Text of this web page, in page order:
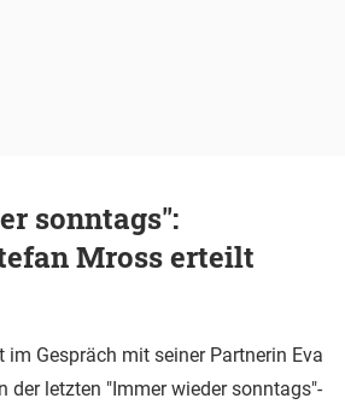
sonntags":
Mross erteilt
im Gespräch mit seiner Partnerin Eva
der letzten "Immer wieder sonntags"-